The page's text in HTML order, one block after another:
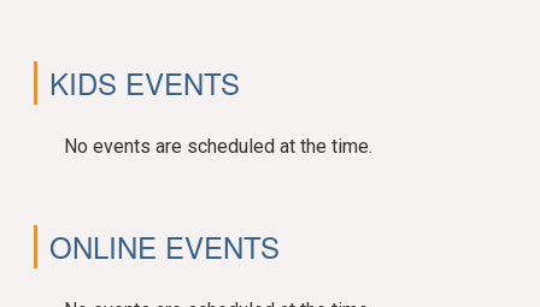
KIDS EVENTS
No events are scheduled at the time.
ONLINE EVENTS